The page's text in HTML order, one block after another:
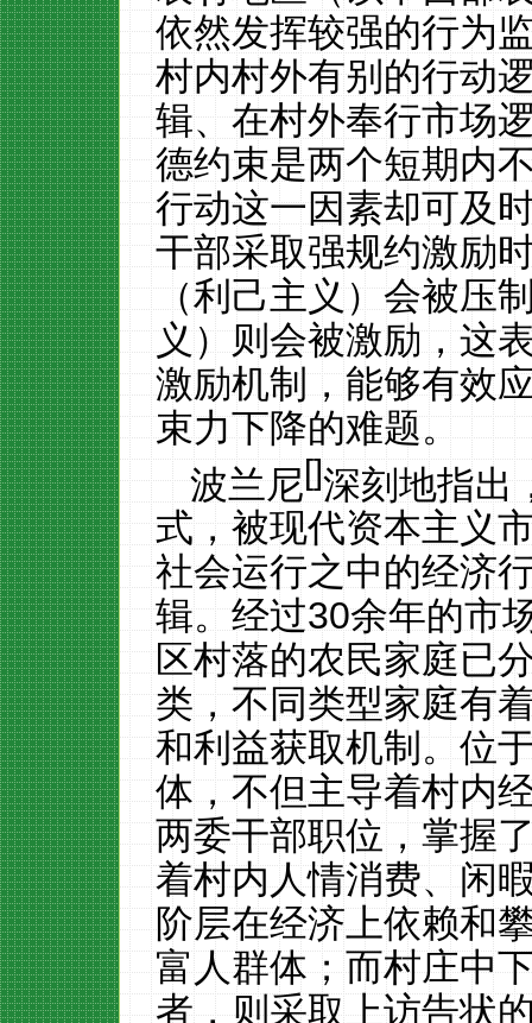
依然发挥较强的行为
村内村外有别的行动
辑、在村外奉行市场
德约束是两个短期内
行动这一因素却可及
干部采取强规约激励
（利己主义）会被压
义）则会被激励，这
激励机制，能够有效
束力下降的难题。
波兰尼[]深刻地指出
式，被现代资本主义
社会运行之中的经济
辑。经过30余年的市
区村落的农民家庭已
类，不同类型家庭有
和利益获取机制。位
体，不但主导着村内
两委干部职位，掌握
着村内人情消费、闲
阶层在经济上依赖和
富人群体；而村庄中
者，则采取上访告状